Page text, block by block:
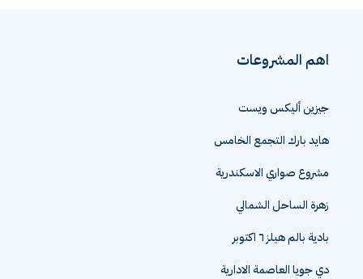
اهم المشروعات
جيزين أليكس ويست
هايد بارك التجمع الخامس
مشروع صواري الاسكندرية
زهرة الساحل الشمالي
بادية بالم هيلز ٦ اكتوبر
دي جويا العاصمة الادارية